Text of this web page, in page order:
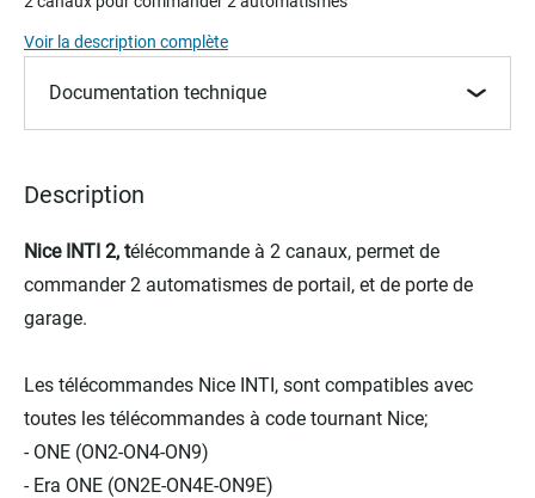
beginning
Voir la description complète
Documentation technique
Description
Nice INTI 2, télécommande à 2 canaux, permet de
commander 2 automatismes de portail, et de porte de
garage.
Les télécommandes Nice INTI, sont compatibles avec
toutes les télécommandes à code tournant Nice;
- ONE (ON2-ON4-ON9)
- Era ONE (ON2E-ON4E-ON9E)